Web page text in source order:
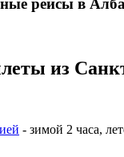
из
- зимой 2 часа,